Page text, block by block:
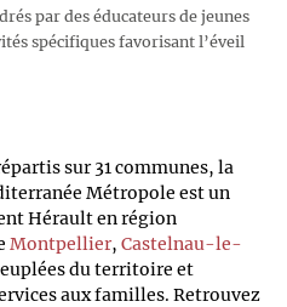
par des éducateurs de jeunes
spécifiques favorisant l’éveil
sur 31 communes, la
Métropole est un
Hérault en région
Montpellier, Castelnau-le-
du territoire et
aux familles. Retrouvez